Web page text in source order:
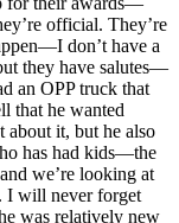
official. They’re
don’t have a
they have salutes—
an OPP truck that
that he wanted
about it, but he also
has had kids—the
we’re looking at
I will never forget
was relatively new